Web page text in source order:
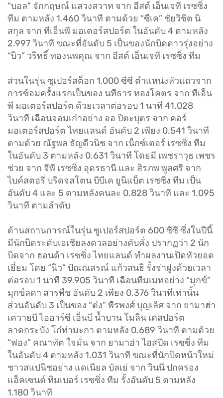
“บอล” จักกฤษณ์ แสวงสวาท จาก อีสต์ เอ็นเจที เรซซิ่ง
ทีม ตามหลัง 1.460 วินาที ตามด้วย “ซีเค” ชัยวิชิต นิ
สกุล จาก ทีเอ็นพี มอเตอร์สปอร์ต ในอันดับ 4 ตามหลัง
2.997 วินาที ขณะที่อันดับ 5 เป็นของนักบิดดาวรุ่งอย่าง
“บิว” วริทธิ์ ทองนพคุณ จาก อีสต์ เอ็นเจที เรซซิ่ง ทีม
ส่วนในรุ่น ซูเปอร์สต็อก 1,000 ซีซี ตำแหน่งหัวแถวจาก
การซ้อมครั้งแรกเป็นของ นทีธาร ทองโคตร จาก ทีเอ็น
พี มอเตอร์สปอร์ต ด้วยเวลาต่อรอบ 1 นาที 41.028
วินาที เฉือนจอมเก๋าอย่าง ออ ปิตะบุตร จาก คอร์
มอเตอร์สปอร์ต ไทยแลนด์ อันดับ 2 เพียง 0.541 วินาที
ตามด้วย ณัฐพล ธัญดีวนิช จาก เน็กซ์เตอร์ เรซซิ่ง ทีม
ในอันดับ 3 ตามหลัง 0.631 วินาที โดยมี เพชราวุธ เพชร
ช่วย จาก จีพี เรซซิ่ง อุดรธานี และ สิรภพ พูลศรี จาก
ไบค์สตอรี่ บริดจสโตน บีบีเค ยูนิแบ็ต เรซซิ่ง ทีม เป็น
อันดับ 4 และ 5 ตามหลังคนละ 0.828 วินาที และ 1.095
วินาที ตามลำดับ
ด้านสถานการณ์ในรุ่น ซูเปอร์สปอร์ต 600 ซีซี ซึ่งในปีนี้
มีนักบิดระดับเอเชียลงดวลอย่างคับคั่ง ปรากฏว่า 2 นัก
บิดจาก ฮอนด้า เรซซิ่ง ไทยแลนด์ ทำผลงานเปิดหัวยอด
เยี่ยม โดย “นิว” ปัณณสรณ์ แก้วสนธิ รั้งจ่าฝูงด้วยเวลา
ต่อรอบ 1 นาที 39.905 วินาที เฉือนทีมเมทอย่าง “มุกข์”
มุกข์ลดา สารพืช อันดับ 2 เพียง 0.376 วินาทีเท่านั้น
ส่วนอันดับ 3 เป็นของ “ต๋ง” พีรพงศ์ บุญเลิศ จาก ยามาฮ่า
เควายบี ไออาร์ซี เอ็นบี น้ำบาน โมลิน เคสปอร์ต
ลาดกระบัง โก๋ท่ามะกา ตามหลัง 0.689 วินาที ตามด้วย
“ฟอง” คณาทัต ใจมั่น จาก ยามาฮ่า ไฮสปีด เรซซิ่ง ทีม
ในอันดับ 4 ตามหลัง 1.031 วินาที ขณะที่นักบิดหน้าใหม่
ชาวสแปนิชอย่าง แดเนียล บัลเย่ จาก วินนี่ ปกครอง
แอ็คเซนต์ ทิมเบอร์ เรซซิ่ง ทีม รั้งอันดับ 5 ตามหลัง
1.180 วินาที